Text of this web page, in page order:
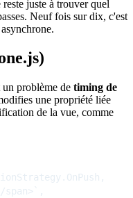
juste à trouver quel
Neuf fois sur dix, c'est
problème de timing de
une propriété liée
de la vue, comme
span>`,